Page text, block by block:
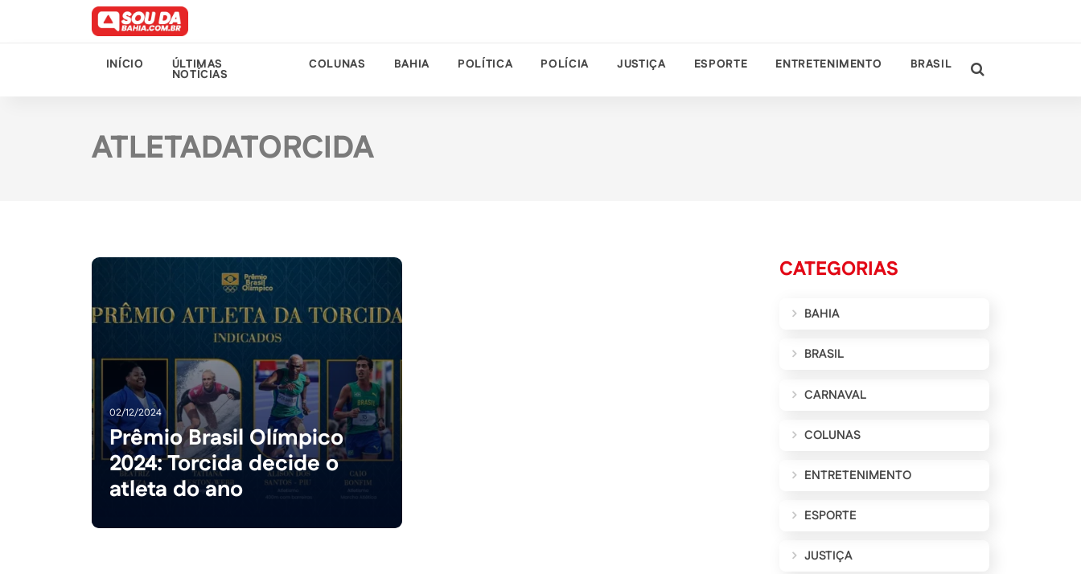
INÍCIO ÚLTIMAS
NOTÍCIAS
COLUNAS BAHIA POLÍTICA POLÍCIA JUSTIÇA ESPORTE ENTRETENIMENTO BRASIL
ATLETADATORCIDA
02/12/2024
Prêmio Brasil Olímpico
2024: Torcida decide o
atleta do ano
CATEGORIAS
BAHIA
BRASIL
CARNAVAL
COLUNAS
ENTRETENIMENTO
ESPORTE
JUSTIÇA